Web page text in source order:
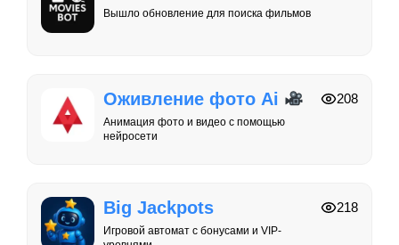
Вышло обновление для поиска фильмов
Оживление фото Ai
Анимация фото и видео с помощью
нейросети
208
Big Jackpots
Игровой автомат с бонусами и VIP-
218